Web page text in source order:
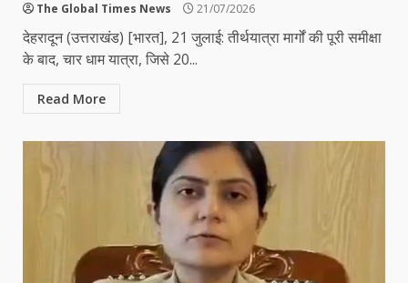
The Global Times News 21/07/2026
देहरादून (उत्तराखंड) [भारत], 21 जुलाई: तीर्थयात्रा मार्गों की पूरी समीक्षा
के बाद, चार धाम यात्रा, जिसे 20...
Read More